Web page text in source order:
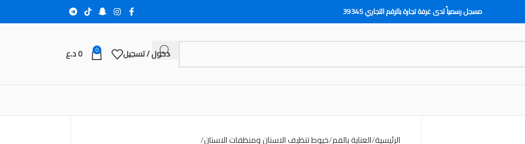
مسجل رسمياً لدى غرفة تجارة بالرقم التجاري 39345
دخول / تسجيل 0
0د.ع
الرئيسية العناية بالفم خيوط تنظيف الاسنان ومنظفات الاسنان